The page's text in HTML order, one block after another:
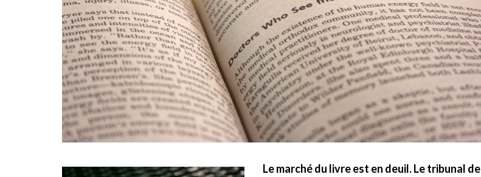
Le marché du livre est en deuil. Le tribunal de